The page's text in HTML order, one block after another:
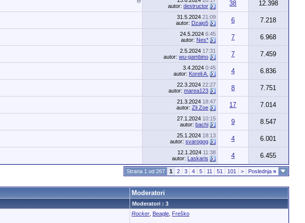
autor: destructor 38
12.398
31.5.2024 21:09
autor: Dzajo5 6
7.218
24.5.2024 6:45
autor: Nes* 7
6.968
2.5.2024 17:31
autor: wu-gambino 7
7.459
3.4.2024 0:45
autor: Koreli A. 4
6.836
22.3.2024 22:27
autor: marea123 8
7.751
21.3.2024 18:47
autor: Zli Zoe 17
7.014
27.1.2024 10:15
autor: bachi 9
8.547
25.1.2024 18:13
autor: svarogog 4
6.001
12.1.2024 11:38
autor: Laskaris 4 6.455
Strana 1 od 267 1 2 3 4 5 11 51 101 > Poslednja »
Moderatori
Moderatori : 3
Rocker, Beagle, Freško